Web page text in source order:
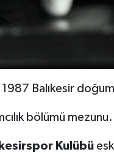
Balıkesir
bölümü mezunu.
Kulübü